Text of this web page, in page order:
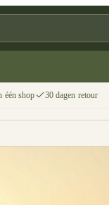
één shop 30 dagen retour